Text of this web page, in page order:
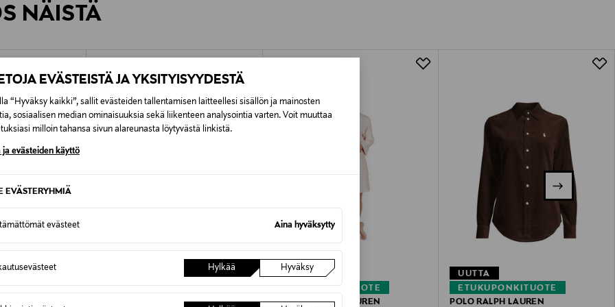
EVÄSTEISTÄ JA YKSITYISYYDESTÄ
“Hyväksy kaikki”, sallit evästeiden tallentamisen laitteellesi sisällön ja mainosten
sosiaalisen median ominaisuuksia sekä liikenteen analysointia varten. Voit muuttaa
milloin tahansa sivun alareunasta löytyvästä linkistä.
ja evästeiden käyttö
EVÄSTERYHMIÄ
evästeet Aina hyväksytty
Hylkää Hyväksy
Alk. 6,90 €, kun toimitus on saatavilla valittuun osoitteeseen.
NÄISTÄ
ETUKUPONKITUOTE
ETUKUPONKITUOTE
LAUREN RALPH LAUREN
ETUKUPONKITUOTE
UUTTA
POLO RALPH LAUREN